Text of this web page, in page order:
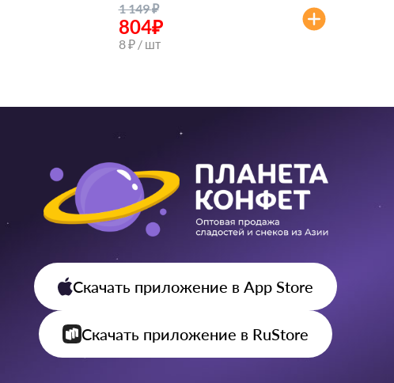
1 149₽
804₽
8 ₽ / шт
Скачать приложение в App Store
Скачать приложение в RuStore